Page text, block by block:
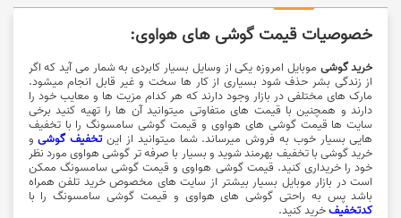
خصوصیات قیمت گوشی های هواوی:
خرید گوشی موبایل امروزه یکی از وسایل بسیار کابردی به شمار می آید که اگر
از زندگی بشر حذف شود بسیاری از کار ها سخت و غیر قابل انجام میشود.
مارک های مختلفی در بازار وجود دارند که هر کدام مزیت ها و معایب خود را
دارند و همچنین با قیمت های متفاوتی میتوانید آن ها را تهیه کنید برخی
سایت ها قیمت گوشی های هواوی و قیمت گوشی سامسونگ را با تخفیف
هایی بسیار خوب به فروش میرساند. شما میتوانید از اینتخفیف گوشی و
خرید گوشی با تخفیف بهرمند شوید و بسیار با صرفه تر گوشی هواوی مورد نظر
خود را خریداری کنید. قیمت گوشی هواوی و قیمت گوشی سامسونگ ممکن
است در بازار موبایل بسیار بیشتر از سایت های مخصوص خرید تلفن همراه
باشد پس به راحتی گوشی های هواوی و قیمت گوشی سامسونگ را با
کدتخفیفخرید کنید.